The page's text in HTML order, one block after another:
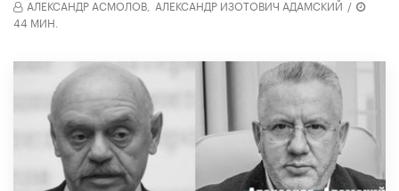
АЛЕКСАНДР АСМОЛОВ, АЛЕКСАНДР ИЗОТОВИЧ АДАМСКИЙ /
44 МИН.